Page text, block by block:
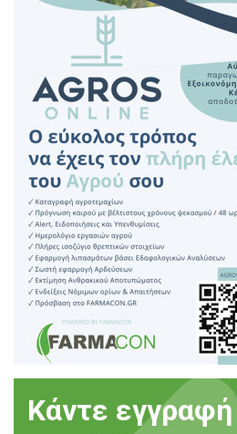
Κάντε